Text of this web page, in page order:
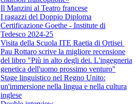
Il Manzini al Teatro francese
I ragazzi del Doppio Diploma
Certificazione Goethe - Institute di
Tedesco 2024-25
Visita della Scuola ITE Raetia di Ortisei
Pau Rottaro scrive la migliore recensione
del libro "Più in alto degli dei. L'ingegneria
genetica dell'uomo prossimo venturo"
Stage linguistico nel Regno Unito:
un'immersione nella lingua e nella cultura
inglese